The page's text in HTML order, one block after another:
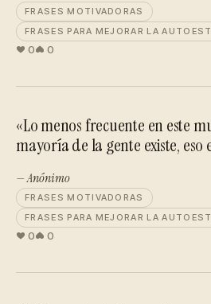
FRASES MOTIVADORAS
FRASES PARA MEJORAR LA
0 0
«Lo menos frecuente en este
mayoría de la gente existe, eso
— Anónimo
FRASES MOTIVADORAS
FRASES PARA MEJORAR LA
0 0